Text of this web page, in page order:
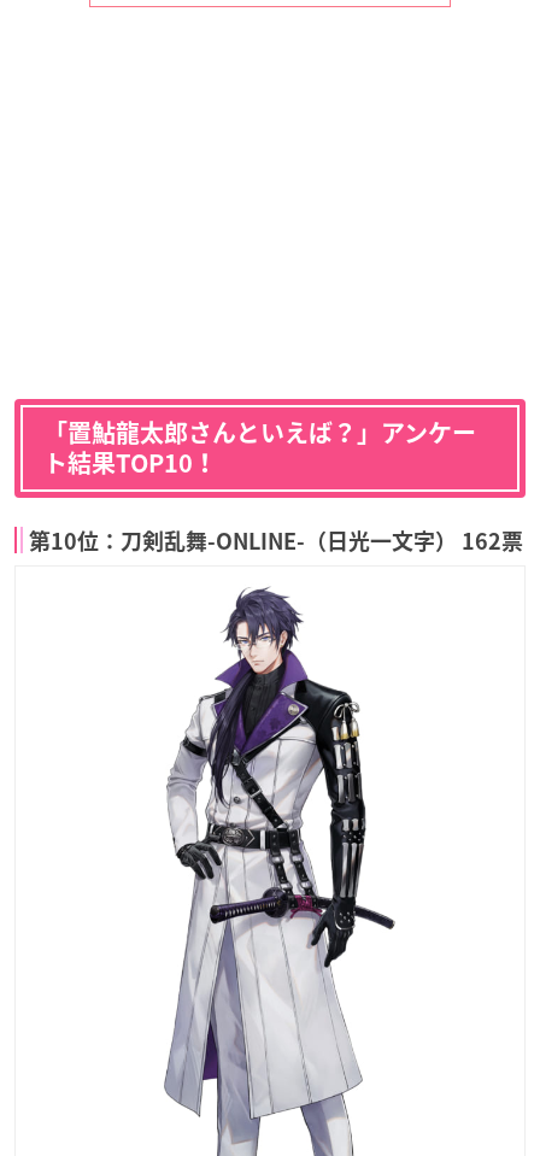
「置鮎龍太郎さんといえば？」アンケー
ト結果TOP10！
第10位：刀剣乱舞-ONLINE-（日光一文字） 162票